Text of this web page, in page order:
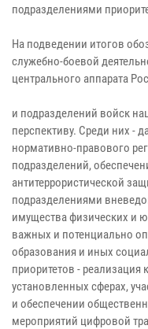
подразделениями
На подведении итогов
служебно-боевой
центрального аппарата
и подразделений войск
перспективу. Среди них -
нормативно-правового
подразделений,
антитеррористической
подразделениями
имущества физических и
важных и потенциально
образования и иных
приоритетов -
установленных сферах,
и обеспечении
мероприятий цифровой